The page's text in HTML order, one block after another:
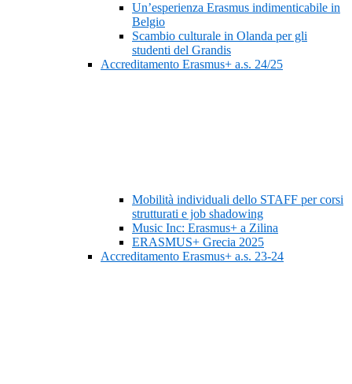
Un’esperienza Erasmus indimenticabile in
Belgio
Scambio culturale in Olanda per gli
studenti del Grandis
Accreditamento Erasmus+ a.s. 24/25
Mobilità individuali dello STAFF per corsi
strutturati e job shadowing
Music Inc: Erasmus+ a Zilina
ERASMUS+ Grecia 2025
Accreditamento Erasmus+ a.s. 23-24